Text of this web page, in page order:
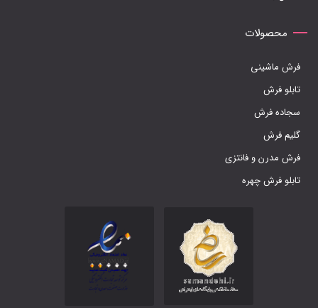
محصولات
فرش ماشینی
تابلو فرش
سجاده فرش
گلیم فرش
فرش مدرن و فانتزی
تابلو فرش چهره